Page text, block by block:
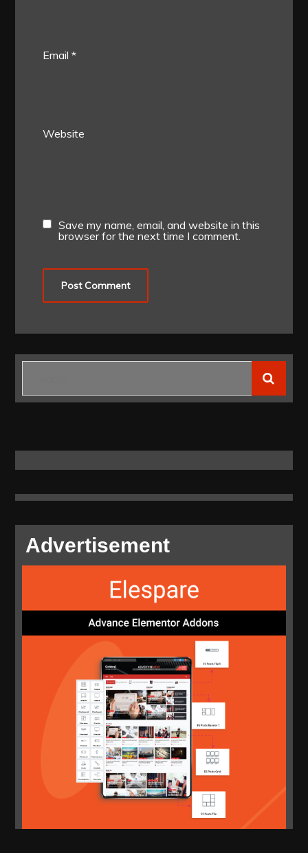
Email*
Website
Save my name, email, and website in this
browser for the next time I comment.
Advertisement